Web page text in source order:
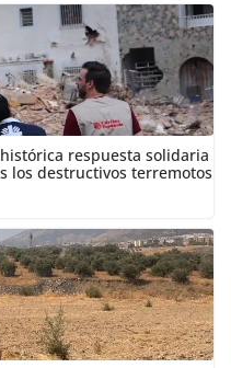
respuesta solidaria
los destructivos terremotos